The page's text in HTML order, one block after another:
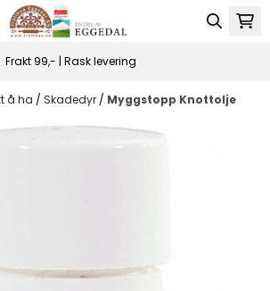
Frakt 99,- | Rask levering
å ha / Skadedyr / Myggstopp Knottolje